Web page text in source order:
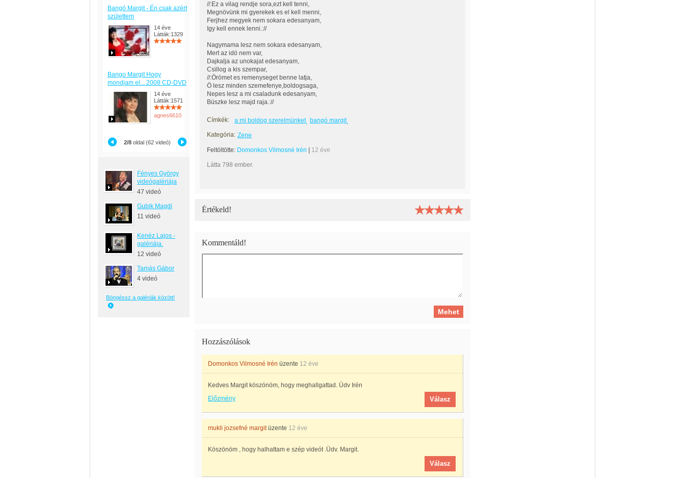
Bangó Margit - Én csak azért
születtem
14 éve
Látták:1329
Bango Margit Hogy
mondjam el... 2008 CD-DVD
14 éve
Látták:1571
agnes6610
2/8 oldal (62 videó)
Fényes György
videógalériája
47 videó
Gubik Magdi
11 videó
Kenéz Lajos -
galériája.
12 videó
Tamás Gábor
4 videó
Böngéssz a galériák között!
//:Ez a vilag rendje sora,ezt kell tenni,
Megnövünk mi gyerekek es el kell menni,
Ferjhez megyek nem sokara edesanyam,
Igy kell ennek lenni.://
Nagymama lesz nem sokara edesanyam,
Mert az idö nem var,
Dajkalja az unokajat edesanyam,
Csillog a kis szempar,
//:Örömet es remenyseget benne latja,
Ö lesz minden szemefenye,boldogsaga,
Nepes lesz a mi csaladunk edesanyam,
Büszke lesz majd raja.://
Címkék: a mi boldog szerelmünket
bangó margit
Kategória: Zene
Feltöltötte: Domonkos Vilmosné Irén 12 éve
Látta 798 ember.
Értékeld!
Kommentáld!
Hozzászólások
Domonkos Vilmosné Irén üzente 12 éve
Kedves Margit köszönöm, hogy meghallgattad. Üdv Irén
Előzmény
Válasz
mukli jozsefné margitüzente 12 éve
Köszönöm , hogy halhattam e szép videót .Üdv. Margit.
Válasz